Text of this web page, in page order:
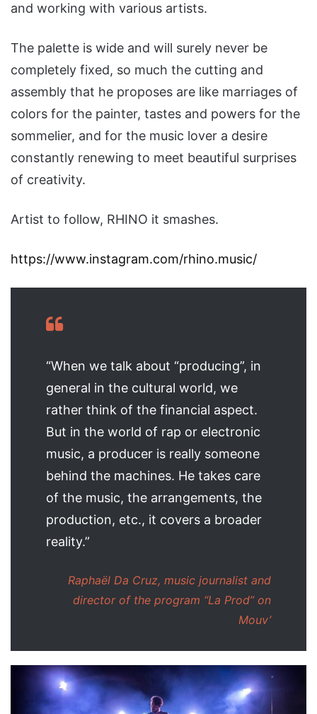
and working with various artists.
The palette is wide and will surely never be
completely fixed, so much the cutting and
assembly that he proposes are like marriages of
colors for the painter, tastes and powers for the
sommelier, and for the music lover a desire
constantly renewing to meet beautiful surprises
of creativity.
Artist to follow, RHINO it smashes.
https://www.instagram.com/rhino.music/
“When we talk about “producing”, in
general in the cultural world, we
rather think of the financial aspect.
But in the world of rap or electronic
music, a producer is really someone
behind the machines. He takes care
of the music, the arrangements, the
production, etc., it covers a broader
reality.”
Raphaël Da Cruz, music journalist and
director of the program “La Prod” on
Mouv’